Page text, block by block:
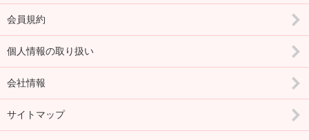
会員規約
個人情報の取り扱い
会社情報
サイトマップ